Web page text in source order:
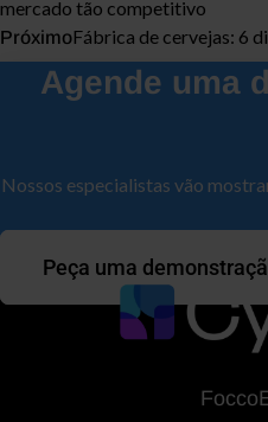
mercado tão competitivo
PróximoFábrica de cervejas: 6
Agende uma
Nossos especialistas vão
Peça uma